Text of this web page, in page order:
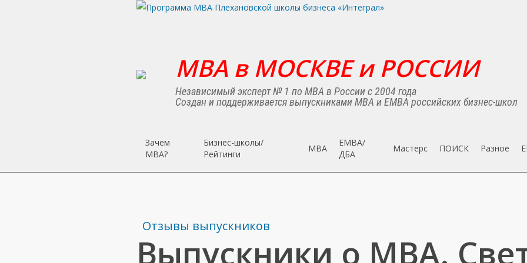
MBA в МОСКВЕ и РОССИИ
Независимый эксперт № 1 по MBA в России с 2004 года
Создан и поддерживается выпускниками MBA и EMBA российских бизнес-школ
Зачем
MBA?
Бизнес-школы/
Рейтинги
MBA
EMBA/
ДБA
Мастерс ПОИСК Разное
Отзывы выпускников
Выпускники о МВА.